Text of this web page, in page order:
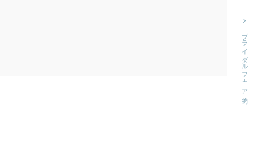
ブライダルフェア予約